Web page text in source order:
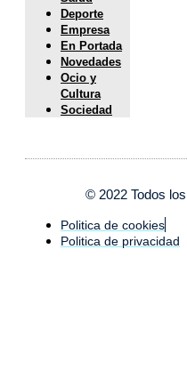
Deporte
Empresa
En Portada
Novedades
Ocio y
Cultura
Sociedad
© 2022 Todos
Politica de cookies
Politica de privacidad